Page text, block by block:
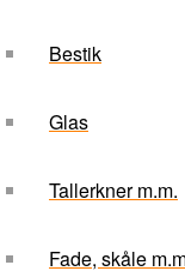
Bestik
Glas
Tallerkner m.m.
Fade, skåle